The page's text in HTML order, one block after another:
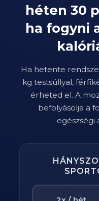
héten 30
ha fogyni
Ha hetente
kg testsúllyal, férfi
érheted el. A
befolyásolja a
egészségi